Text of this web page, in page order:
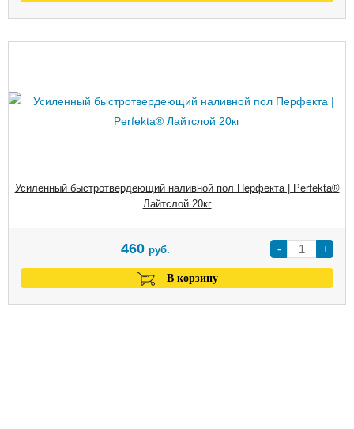
Усиленный быстротвердеющий наливной пол Перфекта | Perfekta®
Лайтслой 20кг
- +
460 руб.
В корзину